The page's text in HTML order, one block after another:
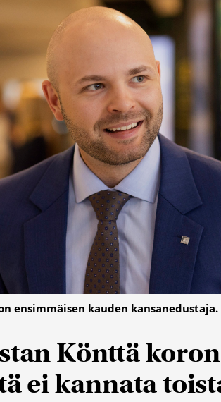
ensimmäisen kauden kansanedustaja.
Könttä
ei kannata